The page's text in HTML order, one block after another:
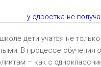
дети учатся не
В процессе обучения
– как с